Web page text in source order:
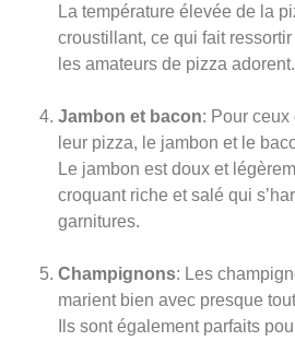
La température élevée de la
croustillant, ce qui fait
les amateurs de pizza adorent.
Jambon et bacon: Pour
leur pizza, le jambon et le
Le jambon est doux et
croquant riche et salé qui
garnitures.
Champignons: Les
marient bien avec presque
Ils sont également parfaits